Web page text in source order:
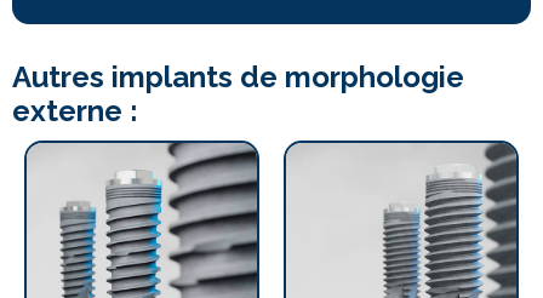
Autres implants de morphologie
externe :